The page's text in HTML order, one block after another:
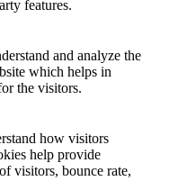
features.
and analyze the
which helps in
the visitors.
how visitors
help provide
visitors, bounce rate,